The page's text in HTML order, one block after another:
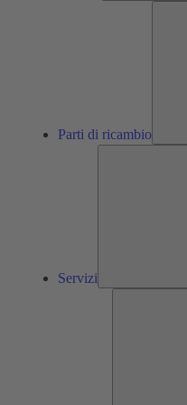
Parti di ricambio
Servizi